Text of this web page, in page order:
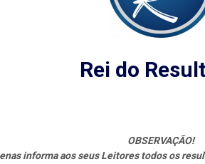
Rei do
OBSERVAÇÃO!
informa aos seus Leitores todos os